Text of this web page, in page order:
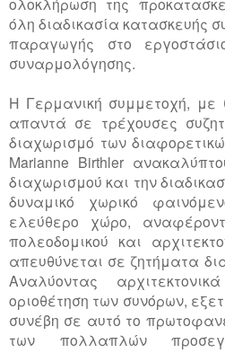
όλη διαδικασία κατασκευής
παραγωγής στο
συναρμολόγησης.
Η Γερμανική συμμετοχή, με
απαντά σε τρέχουσες
διαχωρισμό των
Marianne Birthler
διαχωρισμού και την
δυναμικό χωρικό
ελεύθερο χώρο,
πολεοδομικού και
απευθύνεται σε ζητήματα
Αναλύοντας
οριοθέτηση των συνόρων,
συνέβη σε αυτό το
των πολλαπλών